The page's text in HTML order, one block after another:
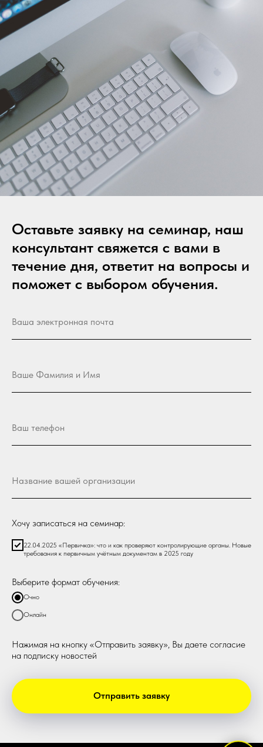
Оставьте заявку на семинар, наш
консультант свяжется с вами в
течение дня, ответит на вопросы и
поможет с выбором обучения.
Хочу записаться на семинар:
22.04.2025 «Первичка»: что и как проверяют контролирующие органы. Новые
требования к первичным учётным документам в 2025 году
Выберите формат обучения:
Очно
Онлайн
Нажимая на кнопку «Отправить заявку», Вы даете согласие
на подписку новостей
Отправить заявку